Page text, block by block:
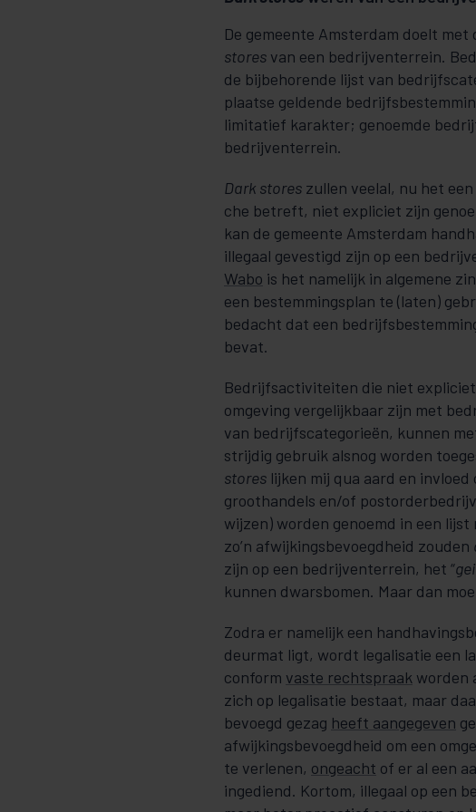
De gemeente Amsterdam doelt met
stores van een be­drijventerrein.
de bijbehorende lijst van
plaatse geldende
li­mitatief karakter; genoemde
bedrijventerrein.
Dark stores zullen veelal, nu het
che betreft, niet expliciet zijn
kan de gemeente Amsterdam
illegaal gevestigd zijn op een
Wabo is het namelijk in algemene
een bestemmingsplan te (laten)
bedacht dat een
bevat.
Bedrijfsactiviteiten die niet
omgeving verge­lijkbaar zijn met
van bedrijfscategorieën, kunnen
strijdig gebruik alsnog worden
stores lijken mij qua aard en
groothandels en/of
wijzen) worden genoemd in een
zo’n afwij­kingsbevoegdheid zouden
zijn op een bedrijventerrein, het “
kunnen dwarsbomen. Maar dan
Zodra er namelijk een
deurmat ligt, wordt le­­ga­­lisatie een
conform vaste rechtspraak worden
zich op legalisatie bestaat, maar
bevoegd ge­zag heeft aangegeven
afwijkingsbevoegd­­heid om een
te verlenen, ongeacht of er al een
ingediend. Kortom, illegaal op een